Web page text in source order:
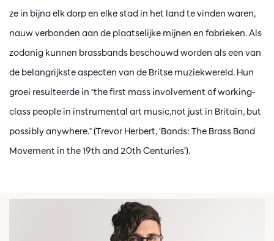
ze in bijna elk dorp en elke stad in het land te vinden waren,
nauw verbonden aan de plaatselijke mijnen en fabrieken. Als
zodanig kunnen brassbands beschouwd worden als een van
de belangrijkste aspecten van de Britse muziekwereld. Hun
groei resulteerde in "the first mass involvement of working-
class people in instrumental art music,not just in Britain, but
possibly anywhere." (Trevor Herbert, ‘Bands: The Brass Band
Movement in the 19th and 20th Centuries’).